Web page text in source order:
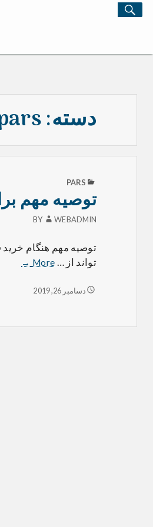
Search
دسته:
PARS
توصیه مهم
BY WEBADMIN
تواند از … More توصیه
→
توصیهدسامبر 26, 2019